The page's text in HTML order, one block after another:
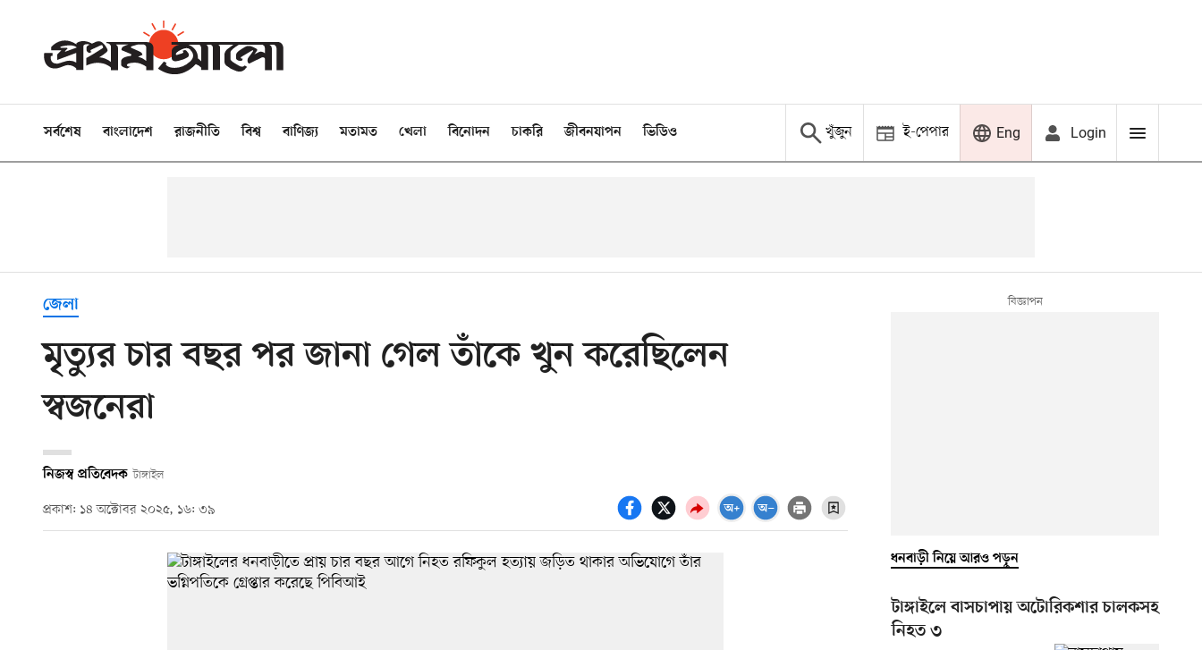
সর্বশেষ বাংলাদেশ রাজনীতি বিশ্ব বাণিজ্য মতামত খেলা বিনোদন চাকরি জীবনযাপন ভিডিও খুঁজুন ই-পেপার Eng Login
জেলা
মৃত্যুর চার বছর পর জানা গেল তাঁকে খুন করেছিলেন
স্বজনেরা
নিজস্ব প্রতিবেদক টাঙ্গাইল
প্রকাশ: ১৪ অক্টোবর ২০২৫, ১৬: ৩৯
ধনবাড়ী নিয়ে আরও পড়ুন
টাঙ্গাইলে বাসচাপায় অটোরিকশার চালকসহ
নিহত ৩